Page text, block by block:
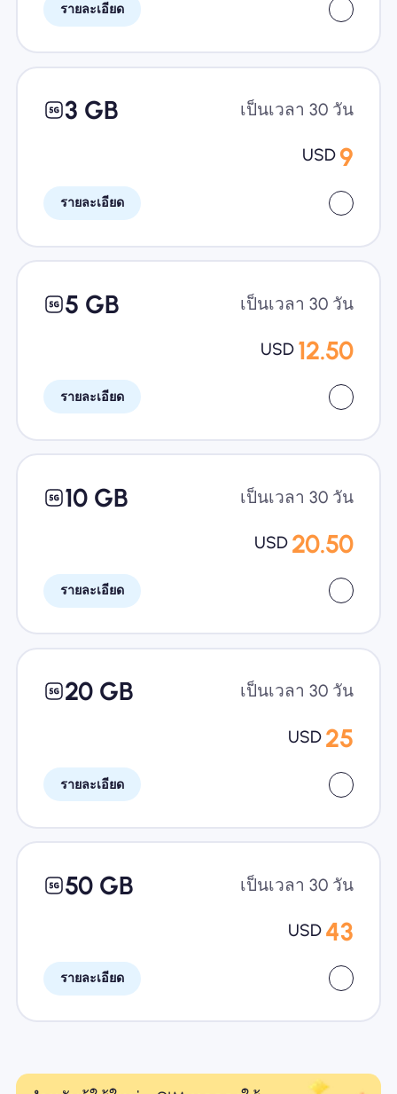
รายละเอียด
3 GB เป็นเวลา 30 วัน
USD 9
รายละเอียด
5 GB เป็นเวลา 30 วัน
USD 12.50
รายละเอียด
10 GB เป็นเวลา 30 วัน
USD 20.50
รายละเอียด
20 GB เป็นเวลา 30 วัน
USD 25
รายละเอียด
50 GB เป็นเวลา 30 วัน
USD 43
รายละเอียด